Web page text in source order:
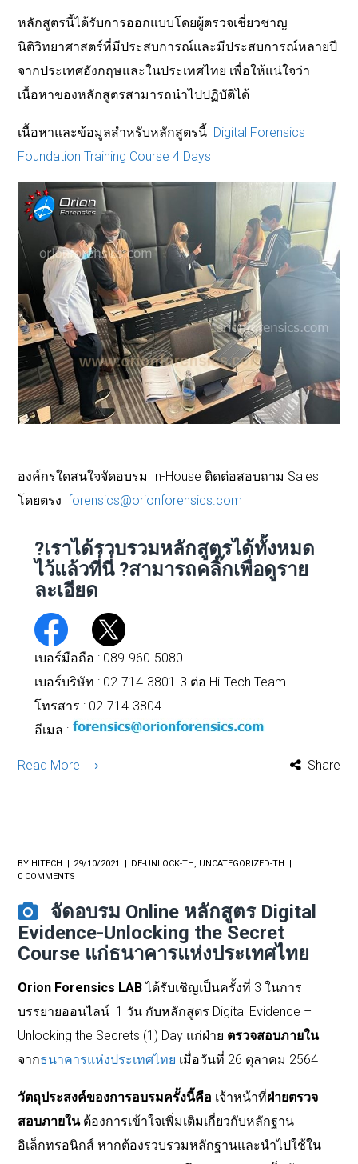
หลักสูตรนี้ได้รับการออกแบบโดยผู้ตรวจเชี่ยวชาญ
นิติวิทยาศาสตร์ที่มีประสบการณ์และมีประสบการณ์หลายปี
จากประเทศอังกฤษและในประเทศไทย เพื่อให้แน่ใจว่า
เนื้อหาของหลักสูตรสามารถนำไปปฏิบัติได้
เนื้อหาและข้อมูลสำหรับหลักสูตรนี้ Digital Forensics
Foundation Training Course 4 Days
องค์กรใดสนใจจัดอบรม In-House ติดต่อสอบถาม Sales
โดยตรงforensics@orionforensics.com
?เราได้รวบรวมหลักสูตรได้ทั้งหมด
ไว้แล้วที่นี่?สามารถคลิ๊กเพื่อดูราย
ละเอียด
เบอร์มือถือ : 089-960-5080
เบอร์บริษัท : 02-714-3801-3 ต่อ Hi-Tech Team
โทรสาร : 02-714-3804
อีเมล :
Read More Share
BY HITECH 29/10/2021 DE-UNLOCK-TH, UNCATEGORIZED-TH
0 COMMENTS
จัดอบรม Online หลักสูตร Digital
Evidence-Unlocking the Secret
Course แก่ธนาคารแห่งประเทศไทย
Orion Forensics LABได้รับเชิญเป็นครั้งที่ 3 ในการ
บรรยายออนไลน์ 1 วัน กับหลักสูตร Digital Evidence –
Unlocking the Secrets (1) Day แก่ฝ่าย ตรวจสอบภายใน
จากธนาคารแห่งประเทศไทย เมื่อวันที่ 26 ตุลาคม 2564
วัตถุประสงค์ของการอบรมครั้งนี้คือ เจ้าหน้าที่ฝ่ายตรวจ
สอบภายในต้องการเข้าใจเพิ่มเติมเกี่ยวกับหลักฐาน
อิเล็กทรอนิกส์ หากต้องรวบรวมหลักฐานและนำไปใช้ใน